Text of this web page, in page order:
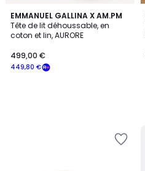
EMMANUEL GALLINA X AM.PM
Tête de lit déhoussable, en
coton et lin, AURORE
449,80 €
499,00 €